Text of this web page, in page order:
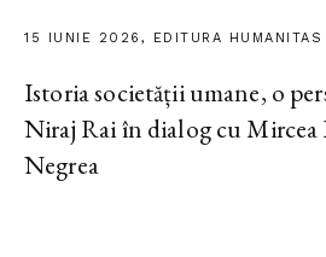
15 IUNIE 2026, EDITURA HUMANITAS
Istoria societății umane, o
Niraj Rai în dialog cu Mircea
Negrea